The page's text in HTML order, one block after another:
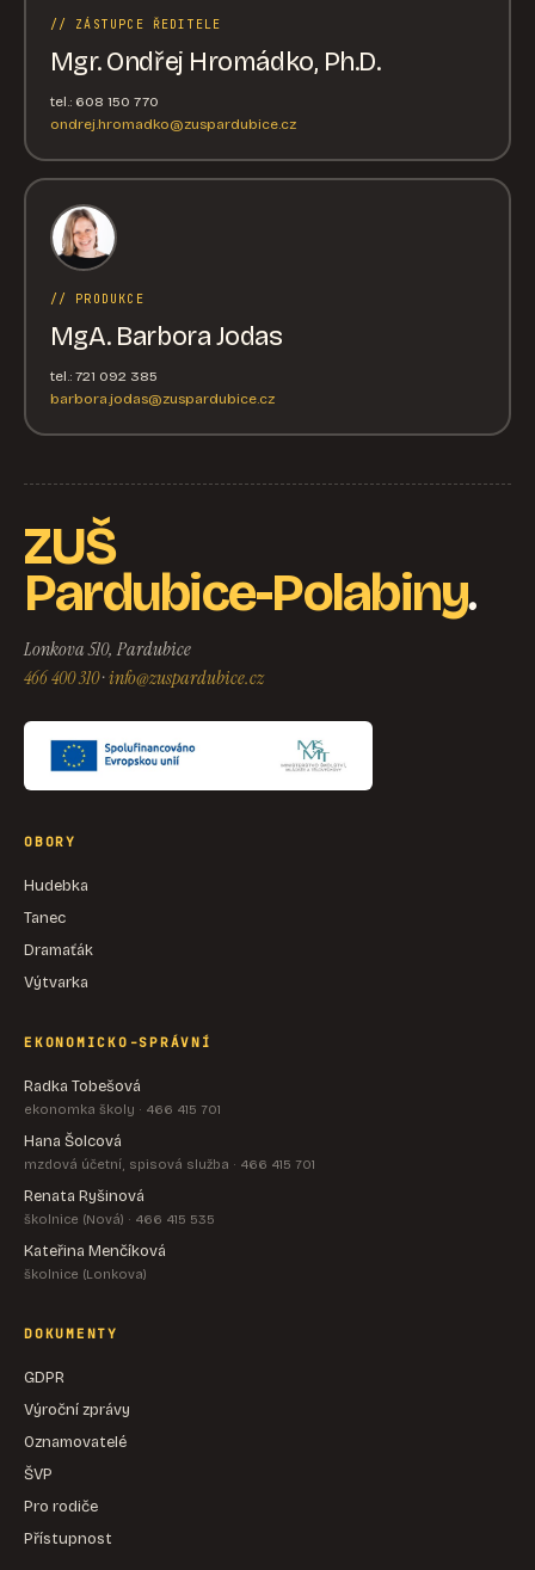
// ZÁSTUPCE ŘEDITELE
Mgr. Ondřej Hromádko, Ph.D.
tel.: 608 150 770
ondrej.hromadko@zuspardubice.cz
// PRODUKCE
MgA. Barbora Jodas
tel.: 721 092 385
barbora.jodas@zuspardubice.cz
ZUŠ
Pardubice-Polabiny.
Lonkova 510, Pardubice
466 400 310·info@zuspardubice.cz
OBORY
Hudebka
Tanec
Dramaťák
Výtvarka
EKONOMICKO-SPRÁVNÍ
Radka Tobešová
ekonomka školy · 466 415 701
Hana Šolcová
mzdová účetní, spisová služba · 466 415 701
Renata Ryšinová
školnice (Nová) · 466 415 535
Kateřina Menčíková
školnice (Lonkova)
DOKUMENTY
GDPR
Výroční zprávy
Oznamovatelé
ŠVP
Pro rodiče
Přístupnost